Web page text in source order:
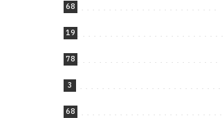
68
19
78
3
68